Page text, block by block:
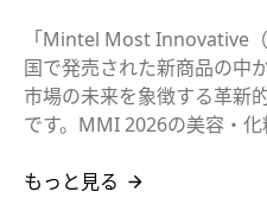
「Mintel Most Innovative
国で発売された新商品の中
市場の未来を象徴する革新
です。MMI 2026の美容・
もっと見る